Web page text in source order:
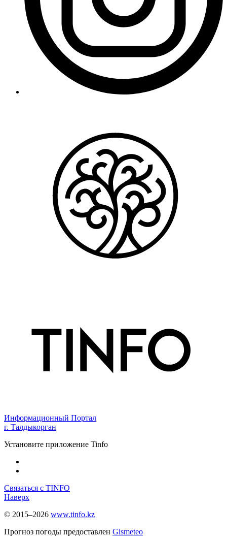
Информационный Портал
г. Талдыкорган
Установите приложение Tinfo
Связаться с TINFO
Наверх
© 2015–2026 www.tinfo.kz
Прогноз погоды предоставлен Gismeteo